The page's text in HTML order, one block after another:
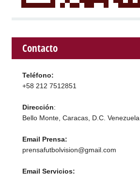
Contacto
Teléfono:
+58 212 7512851
Dirección:
Bello Monte, Caracas, D.C. Venezuela
Email Prensa:
prensafutbolvision@gmail.com
Email Servicios: